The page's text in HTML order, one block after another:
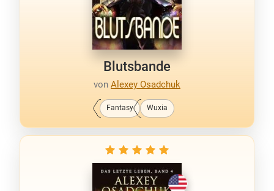
Blutsbande
von Alexey Osadchuk
Fantasy Wuxia